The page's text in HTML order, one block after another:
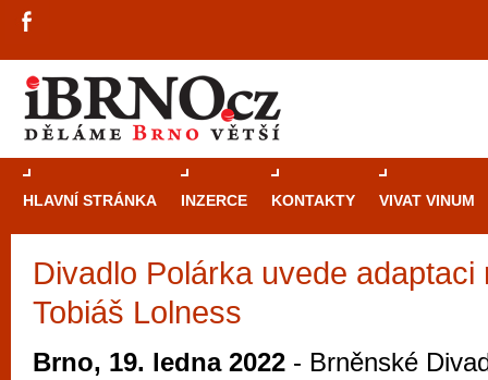
HLAVNÍ STRÁNKA INZERCE KONTAKTY VIVAT VINUM
Divadlo Polárka uvede adaptaci
Tobiáš Lolness
Brno, 19. ledna 2022 - Brněnské
Průvodce